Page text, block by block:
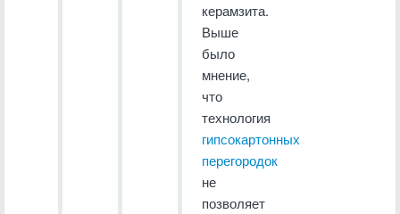
керамзита.
Выше
было
мнение,
что
технология
гипсокартонных
перегородок
не
позволяет